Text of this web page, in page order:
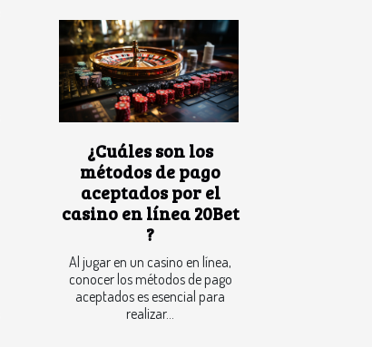
¿Cuáles son los
métodos de pago
aceptados por el
casino en línea 20Bet
?
Al jugar en un casino en línea,
conocer los métodos de pago
aceptados es esencial para
realizar...